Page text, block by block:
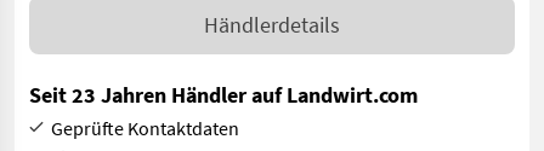
Händlerdetails
Seit 23 Jahren Händler auf Landwirt.com
Geprüfte Kontaktdaten